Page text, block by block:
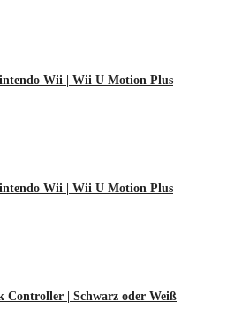
Wii | Wii U Motion Plus
Wii | Wii U Motion Plus
| Schwarz oder Weiß